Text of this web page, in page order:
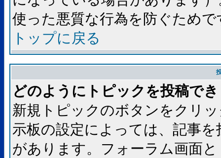
使った悪質な行為を防ぐためで
トップに戻る
どのようにトピックを投稿で
新規トピックのボタンをクリ
示板の設定によっては、記事
があります。フォーラム画面